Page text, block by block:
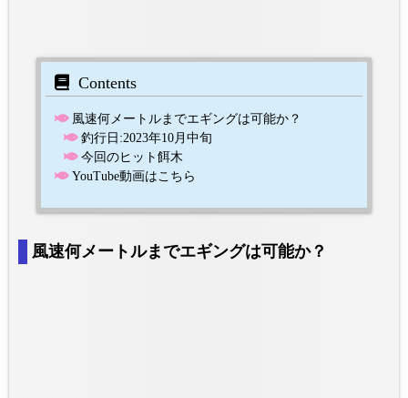
Contents
風速何メートルまでエギングは可能か？
釣行日:2023年10月中旬
今回のヒット餌木
YouTube動画はこちら
風速何メートルまでエギングは可能か？